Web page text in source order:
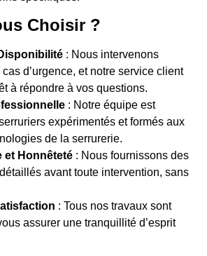
Choisir ?
: Nous intervenons
d’urgence, et notre service client
à répondre à vos questions.
: Notre équipe est
expérimentés et formés aux
de la serrurerie.
et Honnêteté : Nous fournissons des
avant toute intervention, sans
: Tous nos travaux sont
assurer une tranquillité d’esprit